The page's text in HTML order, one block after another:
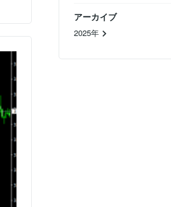
アーカイブ
2025年